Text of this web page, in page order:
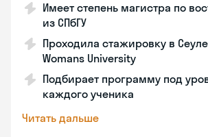
Имеет степень магистра по
из СПбГУ
Проходила стажировку в Сеуле
Womans University
Подбирает программу под
каждого ученика
Читать дальше